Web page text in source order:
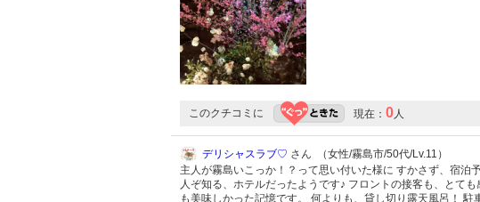
このクチコミに 現在： 0人
デリシャスラブ♡ さん （女性/霧島市/50代/Lv.11）
主人が霧島いこっか！？って思い付いた様に すかさず、宿
人ぞ知る、ホテルだったようです♪ フロントの接客も、とて
も美味しかった記憶です。 何よりも、貸し切り露天風呂！